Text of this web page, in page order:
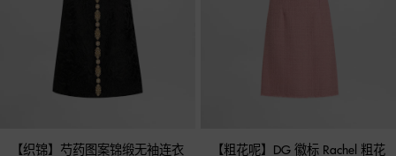
【织锦】芍药图案锦缎无袖连衣 【粗花呢】DG 徽标 Rachel 粗花